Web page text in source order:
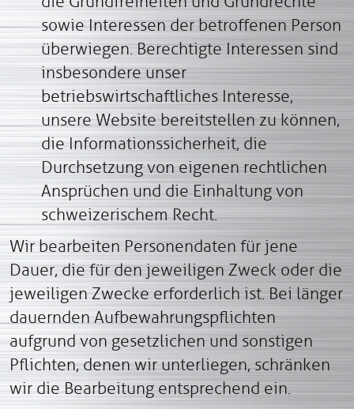
sowie Interessen der betroffenen Person
überwiegen. Berechtigte Interessen sind
insbesondere unser
betriebswirtschaftliches Interesse,
unsere Website bereitstellen zu können,
die Informationssicherheit, die
Durchsetzung von eigenen rechtlichen
Ansprüchen und die Einhaltung von
schweizerischem Recht.
Wir bearbeiten Personendaten für jene
Dauer, die für den jeweiligen Zweck oder die
jeweiligen Zwecke erforderlich ist. Bei länger
dauernden Aufbewahrungspflichten
aufgrund von gesetzlichen und sonstigen
Pflichten, denen wir unterliegen, schränken
wir die Bearbeitung entsprechend ein.